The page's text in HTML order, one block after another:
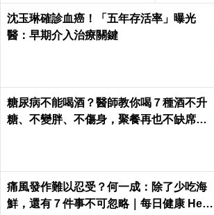
沈玉琳確診血癌！「五年存活率」曝光
醫：早期介入治療關鍵
糖尿病不能喝酒？醫師教你喝７種酒不升
糖、不變胖、不傷身，聚餐再也不缺席｜
痛風發作難以忍受？何一成：除了少吃海
鮮，還有７件事不可忽略｜每日健康 Heal